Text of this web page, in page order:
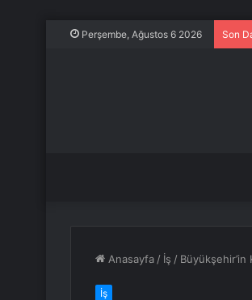
Perşembe, Ağustos 6 2026 Son
Anasayfa / İş /
İş